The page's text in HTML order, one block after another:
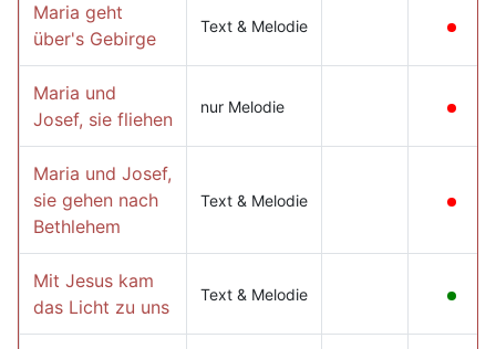
Maria geht
über's Gebirge
Text & Melodie
Maria und
Josef, sie fliehen
nur Melodie
Maria und Josef,
sie gehen nach
Bethlehem
Text & Melodie
Mit Jesus kam
das Licht zu uns
Text & Melodie